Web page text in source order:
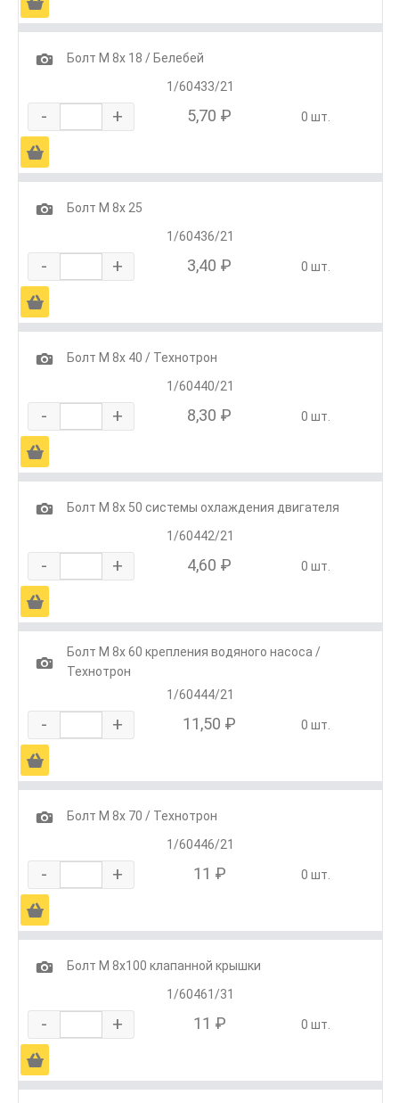
1
Болт М 8х 18 / Белебей
1/60433/21
- + 5,70 ₽ 0 шт.
Ä
1
Болт М 8х 25
1/60436/21
- + 3,40 ₽ 0 шт.
Ä
1
Болт М 8х 40 / Технотрон
1/60440/21
- + 8,30 ₽ 0 шт.
Ä
1
Болт М 8х 50 системы охлаждения двигателя
1/60442/21
- + 4,60 ₽ 0 шт.
Ä
1
Болт М 8х 60 крепления водяного насоса /
Технотрон
1/60444/21
- + 11,50 ₽ 0 шт.
Ä
1
Болт М 8х 70 / Технотрон
1/60446/21
- + 11 ₽ 0 шт.
Ä
1
Болт М 8х100 клапанной крышки
1/60461/31
- + 11 ₽ 0 шт.
Ä